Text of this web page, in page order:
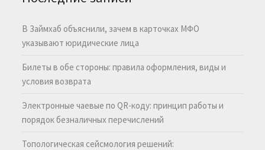
В Займхаб объяснили, зачем в карточках МФО
указывают юридические лица
Билеты в обе стороны: правила оформления, виды и
условия возврата
Электронные чаевые по QR-коду: принцип работы и
порядок безналичных перечислений
Топологическая сейсмология решений: